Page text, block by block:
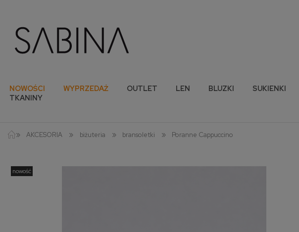
NOWOŚCI WYPRZEDAŻ OUTLET LEN BLUZKI SUKIENKI
TKANINY
» AKCESORIA » biżuteria » bransoletki » Poranne Cappuccino
nowość